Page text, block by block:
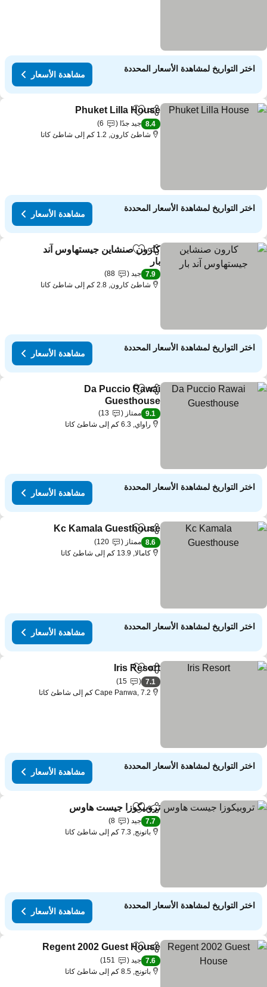
اختر التواريخ لمشاهدة الأسعار المحددة
مشاهدة الأسعار
مشاركةAdd to favorites
Phuket Lilla House
8.4 جيد جدًا
6
شاطئ كارون, 1.2 كم إلى شاطئ كاتا
اختر التواريخ لمشاهدة الأسعار المحددة
مشاهدة الأسعار
مشاركةAdd to favorites
كارون صنشاين جيستهاوس آند
بار
7.9 جيد
88
شاطئ كارون, 2.8 كم إلى شاطئ كاتا
اختر التواريخ لمشاهدة الأسعار المحددة
مشاهدة الأسعار
مشاركةAdd to favorites
Da Puccio Rawai
Guesthouse
9.1 ممتاز
13
راواي, 6.3 كم إلى شاطئ كاتا
اختر التواريخ لمشاهدة الأسعار المحددة
مشاهدة الأسعار
مشاركةAdd to favorites
Kc Kamala Guesthouse
8.6 ممتاز
120
كامالا, 13.9 كم إلى شاطئ كاتا
اختر التواريخ لمشاهدة الأسعار المحددة
مشاهدة الأسعار
مشاركةAdd to favorites
Iris Resort
7.1
15
Cape Panwa, 7.2 كم إلى شاطئ كاتا
اختر التواريخ لمشاهدة الأسعار المحددة
مشاهدة الأسعار
مشاركةAdd to favorites
تروبيكوزا جيست هاوس
7.7 جيد
8
باتونج, 7.3 كم إلى شاطئ كاتا
اختر التواريخ لمشاهدة الأسعار المحددة
مشاهدة الأسعار
مشاركةAdd to favorites
Regent 2002 Guest House
7.6 جيد
151
باتونج, 8.5 كم إلى شاطئ كاتا